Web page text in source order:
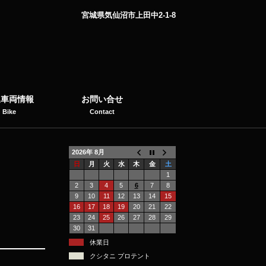
宮城県気仙沼市上田中2-1-8
両情報
Bike
お問い合せ
Contact
2026年 8月
日
月 火 水 木 金
土
1
2
3 4 5 6 7
8
9
10 11 12 13 14
15
16
17 18 19 20 21
22
23
24 25 26 27 28
29
30
31
休業日
クシタニ プロテント